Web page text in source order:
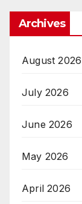
Archives
August 2026
July 2026
June 2026
May 2026
April 2026